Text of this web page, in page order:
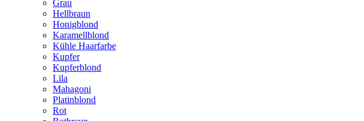
Grau
Hellbraun
Honigblond
Karamellblond
Kühle Haarfarbe
Kupfer
Kupferblond
Lila
Mahagoni
Platinblond
Rot